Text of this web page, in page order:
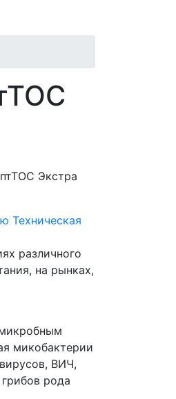
Экстра
Техническая
различного
на рынках,
микобактерии
ВИЧ,
рода